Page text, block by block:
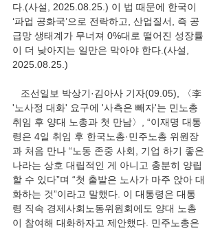
다.(사설, 2025.08.25.) 이 법 때문에 한국이
‘파업 공화국’으로 전락하고, 산업질서, 즉 공
급망 생태계가 무너져 0%대로 떨어진 성장률
이 더 낮아지는 일만은 막아야 한다.(사설,
2025.08.25.)
조선일보 박상기·김아사 기자(09.05), 〈李
'노사정 대화' 요구에 '사측은 빼자'는 민노총
취임 후 양대 노총과 첫 만남〉, “이재명 대통
령은 4일 취임 후 한국노총·민주노총 위원장
과 처음 만나 “노동 존중 사회, 기업 하기 좋은
나라는 상호 대립적인 게 아니고 충분히 양립
할 수 있다”며 “첫 출발은 노사가 마주 앉아 대
화하는 것”이라고 말했다. 이 대통령은 대통
령 직속 경제사회노동위원회에도 양대 노총
이 참여해 대화하자고 제안했다. 민주노총은